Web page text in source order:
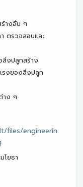
างอื่น ๆ
ตรวจสอบและ
สิ่งปลูกสร้าง
รงของสิ่งปลูก
าง ๆ
files/engineerin
โยธา